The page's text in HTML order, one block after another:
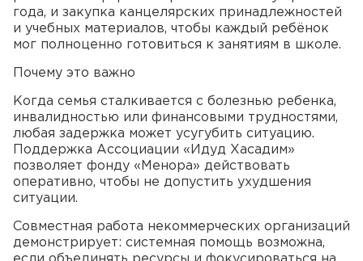
года, и закупка канцелярских принадлежностей
и учебных материалов, чтобы каждый ребёнок
мог полноценно готовиться к занятиям в школе.
Почему это важно
Когда семья сталкивается с болезнью ребенка,
инвалидностью или финансовыми трудностями,
любая задержка может усугубить ситуацию.
Поддержка Ассоциации «Идуд Хасадим»
позволяет фонду «Менора» действовать
оперативно, чтобы не допустить ухудшения
ситуации.
Совместная работа некоммерческих организаций
демонстрирует: системная помощь возможна,